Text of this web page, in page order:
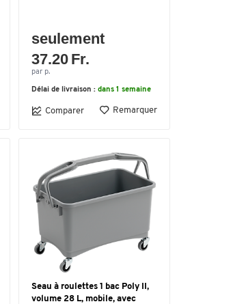
seulement
37.20 Fr.
par p.
Délai de livraison : dans 1 semaine
Comparer Remarquer
Seau à roulettes 1 bac Poly II,
volume 28 L, mobile, avec